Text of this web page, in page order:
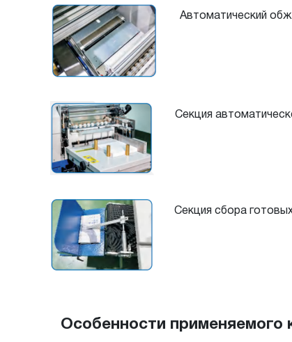
Автоматический
Секция
Секция сбора готовых
Особенности применяемого